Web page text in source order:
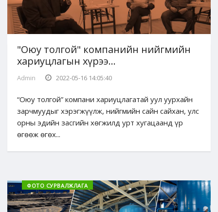
"Оюу толгой" компанийн нийгмийн
хариуцлагын хүрээ...
Admin 2022-05-16 14:05:40
“Оюу толгой” компани хариуцлагатай уул уурхайн
зарчмуудыг хэрэгжүүлж, нийгмийн сайн сайхан, улс
орны эдийн засгийн хөгжилд урт хугацаанд үр
өгөөж өгөх...
ФОТО СУРВАЛЖЛАГА